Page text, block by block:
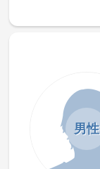
男性